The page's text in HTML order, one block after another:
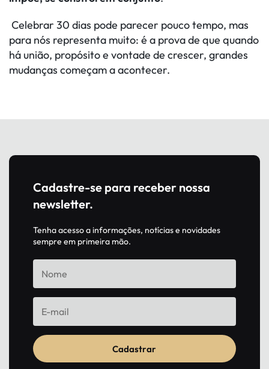
Celebrar 30 dias pode parecer pouco tempo, mas
para nós representa muito: é a prova de que quando
há união, propósito e vontade de crescer, grandes
mudanças começam a acontecer.
Cadastre-se para receber nossa
newsletter.
Tenha acesso a informações, notícias e novidades
sempre em primeira mão.
Cadastrar